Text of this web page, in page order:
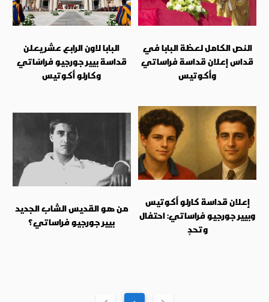
النص الكامل لعظة البابا في
قداس إعلان قداسة فراساتي
وأكوتيس
البابا لاون الرابع عشر يعلن
قداسة بيير جورجيو فراسّاتي
وكارلو أكوتيس
إعلان قداسة كارلو أكوتيس
وبيير جورجيو فراساتي: احتفال
وتحدٍ
من هو القديس الشاب الجديد
بيير جورجيو فراساتي؟